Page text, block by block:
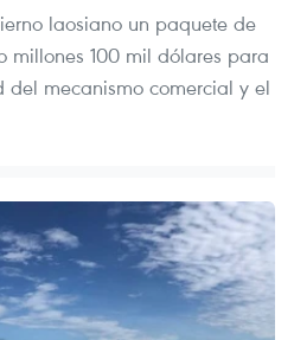
laosiano un paquete de
millones 100 mil dólares para
mecanismo comercial y el